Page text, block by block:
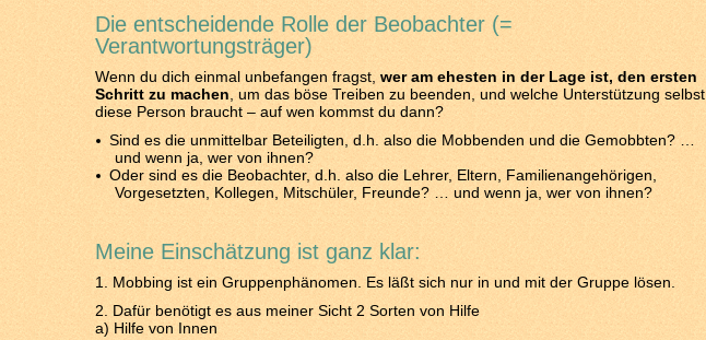
Die entscheidende Rolle der Beobachter (=
Verantwortungsträger)
Wenn du dich einmal unbefangen fragst, wer am ehesten in der Lage ist, den ersten
Schritt zu machen , um das böse Treiben zu beenden, und welche Unterstützung selbst
diese Person braucht – auf wen kommst du dann?
Sind es die unmittelbar Beteiligten, d.h. also die Mobbenden und die Gemobbten? …
und wenn ja, wer von ihnen?
Oder sind es die Beobachter, d.h. also die Lehrer, Eltern, Familienangehörigen,
Vorgesetzten, Kollegen, Mitschüler, Freunde? … und wenn ja, wer von ihnen?
Meine Einschätzung ist ganz klar:
1. Mobbing ist ein Gruppenphänomen. Es läßt sich nur in und mit der Gruppe lösen.
2. Dafür benötigt es aus meiner Sicht 2 Sorten von Hilfe
a) Hilfe von Innen